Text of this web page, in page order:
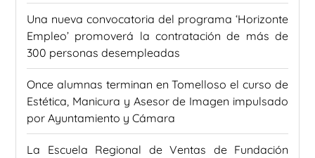
Una nueva convocatoria del programa ‘Horizonte
Empleo’ promoverá la contratación de más de
300 personas desempleadas
Once alumnas terminan en Tomelloso el curso de
Estética, Manicura y Asesor de Imagen impulsado
por Ayuntamiento y Cámara
La Escuela Regional de Ventas de Fundación